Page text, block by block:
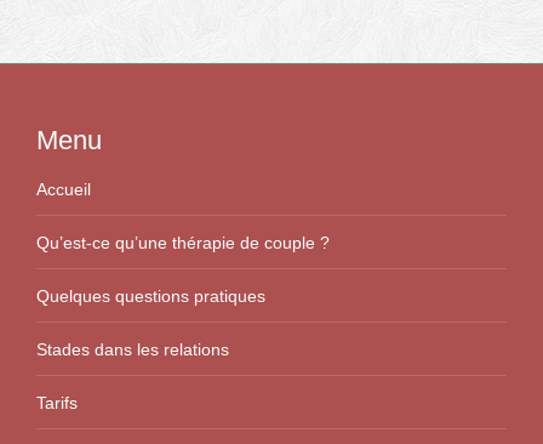
Menu
Accueil
Qu’est-ce qu’une thérapie de couple ?
Quelques questions pratiques
Stades dans les relations
Tarifs